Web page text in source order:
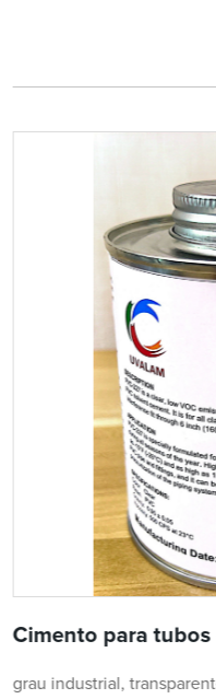
Cimento para
grau industrial,